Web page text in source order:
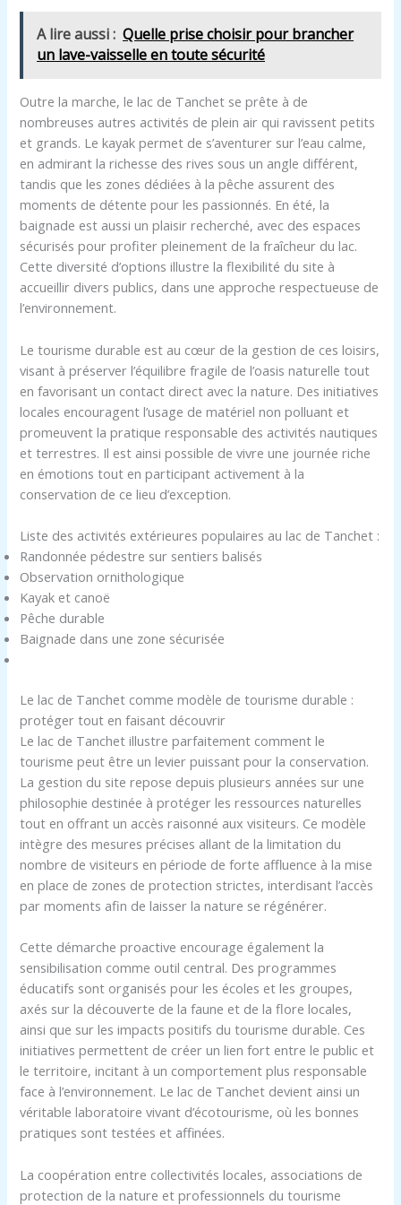
A lire aussi : Quelle prise choisir pour brancher
un lave-vaisselle en toute sécurité
Outre la marche, le lac de Tanchet se prête à de
nombreuses autres activités de plein air qui ravissent petits
et grands. Le kayak permet de s’aventurer sur l’eau calme,
en admirant la richesse des rives sous un angle différent,
tandis que les zones dédiées à la pêche assurent des
moments de détente pour les passionnés. En été, la
baignade est aussi un plaisir recherché, avec des espaces
sécurisés pour profiter pleinement de la fraîcheur du lac.
Cette diversité d’options illustre la flexibilité du site à
accueillir divers publics, dans une approche respectueuse de
l’environnement.
Le tourisme durable est au cœur de la gestion de ces loisirs,
visant à préserver l’équilibre fragile de l’oasis naturelle tout
en favorisant un contact direct avec la nature. Des initiatives
locales encouragent l’usage de matériel non polluant et
promeuvent la pratique responsable des activités nautiques
et terrestres. Il est ainsi possible de vivre une journée riche
en émotions tout en participant activement à la
conservation de ce lieu d’exception.
Liste des activités extérieures populaires au lac de Tanchet :
Randonnée pédestre sur sentiers balisés
Observation ornithologique
Kayak et canoë
Pêche durable
Baignade dans une zone sécurisée
Le lac de Tanchet comme modèle de tourisme durable :
protéger tout en faisant découvrir
Le lac de Tanchet illustre parfaitement comment le
tourisme peut être un levier puissant pour la conservation.
La gestion du site repose depuis plusieurs années sur une
philosophie destinée à protéger les ressources naturelles
tout en offrant un accès raisonné aux visiteurs. Ce modèle
intègre des mesures précises allant de la limitation du
nombre de visiteurs en période de forte affluence à la mise
en place de zones de protection strictes, interdisant l’accès
par moments afin de laisser la nature se régénérer.
Cette démarche proactive encourage également la
sensibilisation comme outil central. Des programmes
éducatifs sont organisés pour les écoles et les groupes,
axés sur la découverte de la faune et de la flore locales,
ainsi que sur les impacts positifs du tourisme durable. Ces
initiatives permettent de créer un lien fort entre le public et
le territoire, incitant à un comportement plus responsable
face à l’environnement. Le lac de Tanchet devient ainsi un
véritable laboratoire vivant d’écotourisme, où les bonnes
pratiques sont testées et affinées.
La coopération entre collectivités locales, associations de
protection de la nature et professionnels du tourisme